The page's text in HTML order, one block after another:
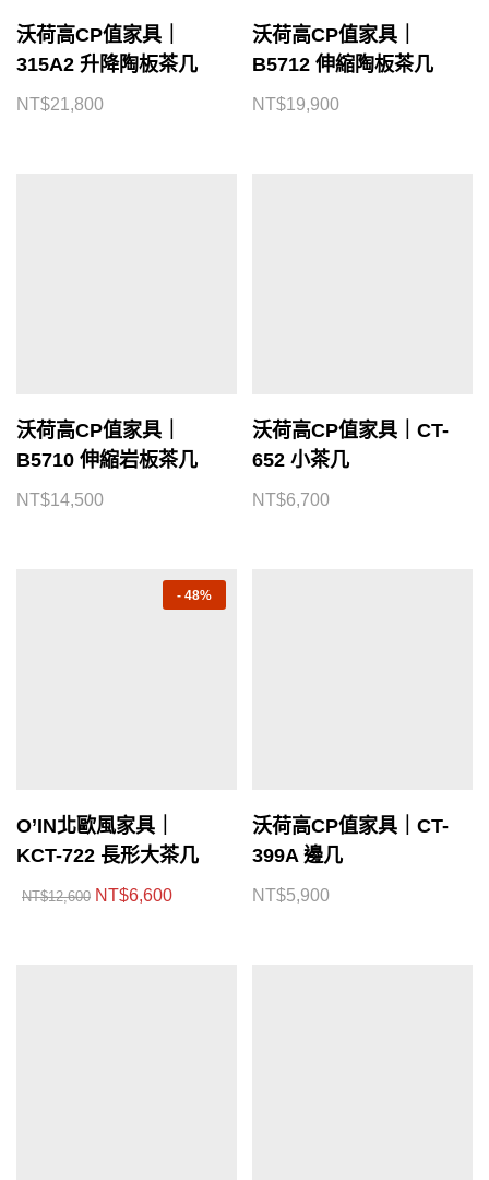
沃荷高CP值家具｜
315A2 升降陶板茶几
NT$21,800
沃荷高CP值家具｜
B5712 伸縮陶板茶几
NT$19,900
沃荷高CP值家具｜
B5710 伸縮岩板茶几
NT$14,500
沃荷高CP值家具｜CT-
652 小茶几
NT$6,700
- 48%
O’IN北歐風家具｜
KCT-722 長形大茶几
NT$12,600 NT$6,600
沃荷高CP值家具｜CT-
399A 邊几
NT$5,900